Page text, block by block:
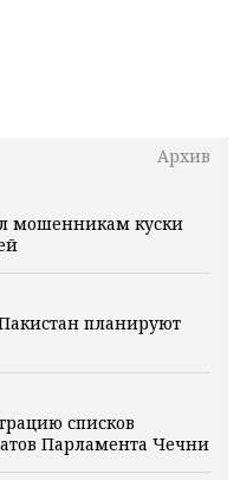
Архив
мошенникам куски
планируют
списков
Парламента Чечни